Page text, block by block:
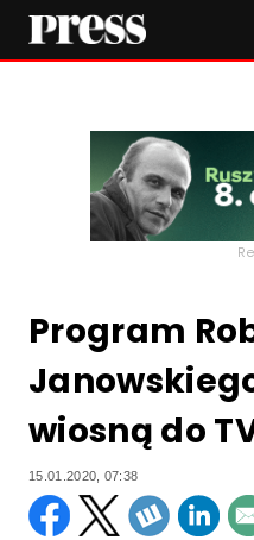
Program
wiosną do
15.01.2020, 07:38